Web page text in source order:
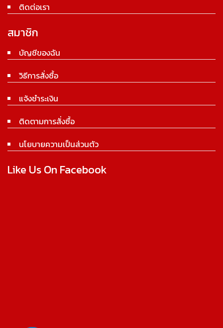
ติดต่อเรา
สมาชิก
บัญชีของฉัน
วิธีการสั่งซื้อ
แจ้งชำระเงิน
ติดตามการสั่งซื้อ
นโยบายความเป็นส่วนตัว
Like Us On Facebook